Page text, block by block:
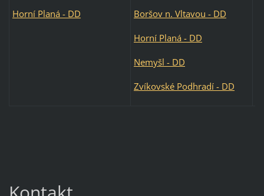
Horní Planá - DD Boršov n. Vltavou - DD
Horní Planá - DD
Nemyšl - DD
Zvíkovské Podhradí - DD